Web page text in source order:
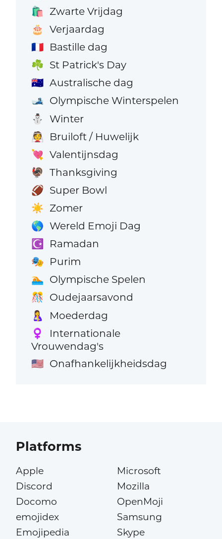
🛍️ Zwarte Vrijdag
🎂 Verjaardag
🇫🇷 Bastille dag
☘️ St Patrick's Day
🇦🇺 Australische dag
🎿 Olympische Winterspelen
⛄ Winter
👰 Bruiloft / Huwelijk
💘 Valentijnsdag
🦃 Thanksgiving
🏈 Super Bowl
☀️ Zomer
🌎 Wereld Emoji Dag
☪️ Ramadan
🎭 Purim
🏊 Olympische Spelen
🎊 Oudejaarsavond
🤱 Moederdag
♀️
Internationale
Vrouwendag's
🇺🇸 Onafhankelijkheidsdag
Platforms
Apple
Discord
Docomo
emojidex
Emojipedia
Microsoft
Mozilla
OpenMoji
Samsung
Skype